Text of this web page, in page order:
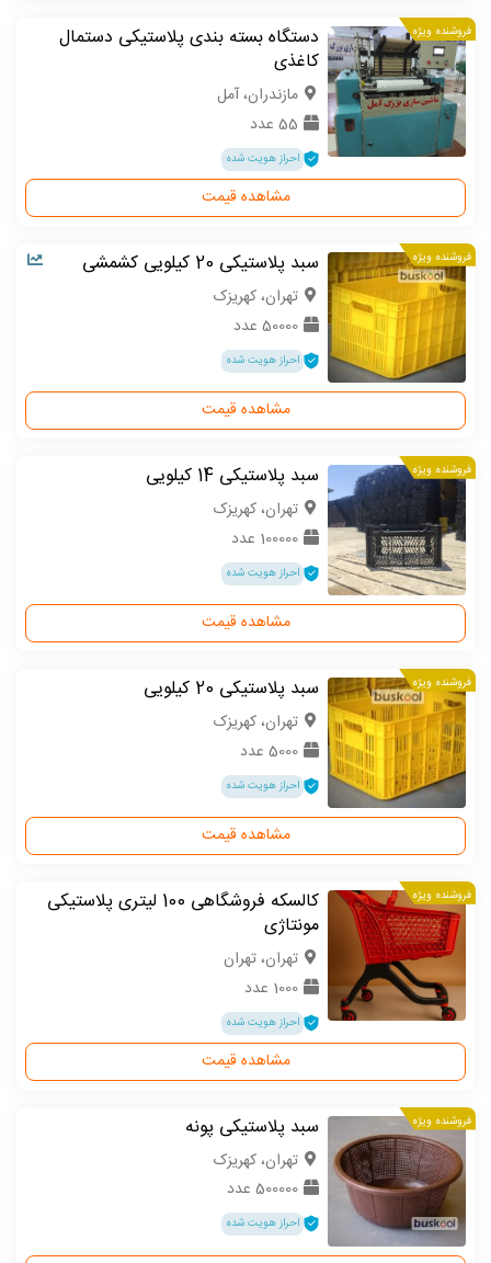
فروشنده ویژه
دستگاه بسته بندی پلاستیکی دستمال
کاغذی
مازندران، آمل
55 عدد
احراز هویت شده
مشاهده قیمت
فروشنده ویژه سبد پلاستیکی 20 کیلویی کشمشی
تهران، کهریزک
50000 عدد
احراز هویت شده
مشاهده قیمت
فروشنده ویژه سبد پلاستیکی 14 کیلویی
تهران، کهریزک
100000 عدد
احراز هویت شده
مشاهده قیمت
فروشنده ویژه سبد پلاستیکی 20 کیلویی
تهران، کهریزک
5000 عدد
احراز هویت شده
مشاهده قیمت
فروشنده ویژه
کالسکه فروشگاهی 100 لیتری پلاستیکی
مونتاژی
تهران، تهران
1000 عدد
احراز هویت شده
مشاهده قیمت
فروشنده ویژه سبد پلاستیکی پونه
تهران، کهریزک
500000 عدد
احراز هویت شده